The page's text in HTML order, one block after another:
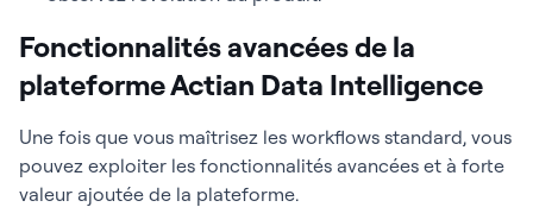
Fonctionnalités avancées de la
plateforme Actian Data Intelligence
Une fois que vous maîtrisez les workflows standard, vous
pouvez exploiter les fonctionnalités avancées et à forte
valeur ajoutée de la plateforme.